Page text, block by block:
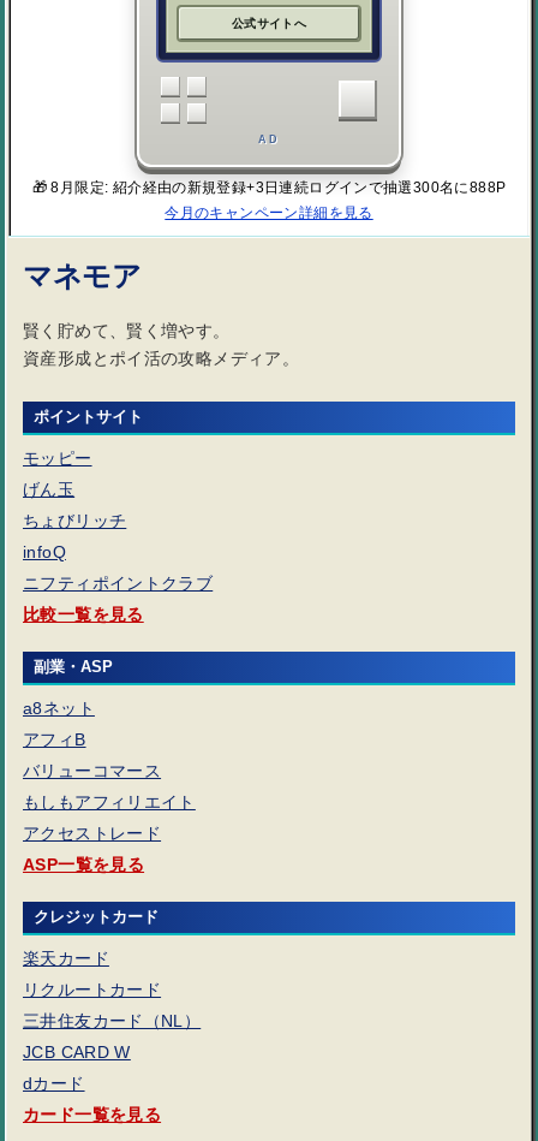
公式サイトへ
AD
🎁 8月限定: 紹介経由の新規登録+3日連続ログインで抽選300名に888P
今月のキャンペーン詳細を見る
マネモア
賢く貯めて、賢く増やす。
資産形成とポイ活の攻略メディア。
ポイントサイト
モッピー
げん玉
ちょびリッチ
infoQ
ニフティポイントクラブ
比較一覧を見る
副業・ASP
a8ネット
アフィB
バリューコマース
もしもアフィリエイト
アクセストレード
ASP一覧を見る
クレジットカード
楽天カード
リクルートカード
三井住友カード（NL）
JCB CARD W
dカード
カード一覧を見る